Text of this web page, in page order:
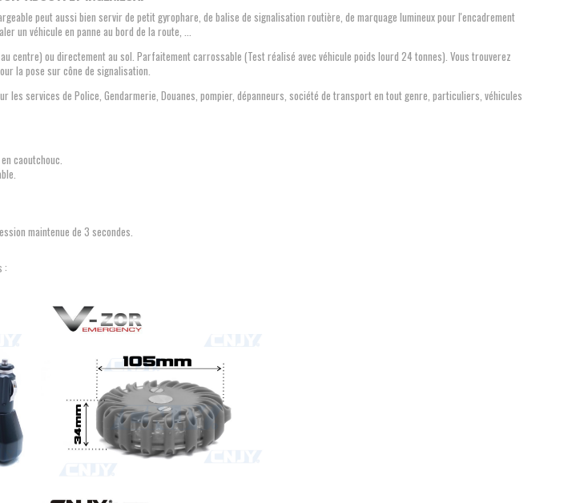
peut aussi bien servir de petit gyrophare, de balise de signalisation routière, de marquage lumineux pour l'encadrement
un véhicule en panne au bord de la route, ...
centre) ou directement au sol. Parfaitement carrossable (Test réalisé avec véhicule poids lourd 24 tonnes). Vous trouverez
la pose sur cône de signalisation.
les services de Police, Gendarmerie, Douanes, pompier, dépanneurs, société de transport en tout genre, particuliers, véhicules
caoutchouc.
maintenue de 3 secondes.
: